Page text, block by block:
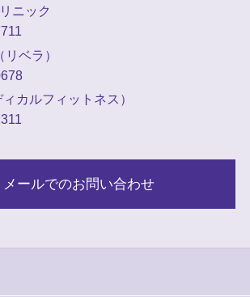
ニック
ベラ）
カルフィットネス）
メールでのお問い合わせ